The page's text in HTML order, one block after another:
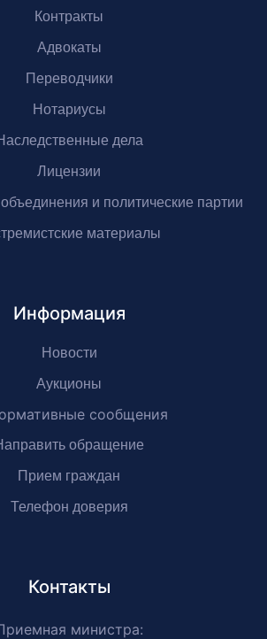
Контракты
Адвокаты
Переводчики
Нотариусы
дела
Лицензии
и политические партии
материалы
Информация
Новости
Аукционы
сообщения
обращение
Прием граждан
Телефон доверия
Контакты
министра: